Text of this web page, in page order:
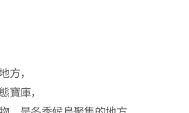
方，
寶庫，